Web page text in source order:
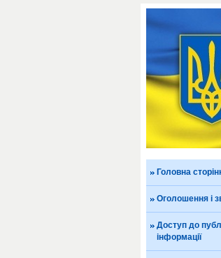
Головна
Оголошення і
Доступ до
інформації